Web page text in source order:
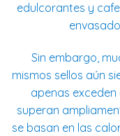
edulcorantes y
Sin embargo,
mismos sellos aún
apenas
superan
se basan en las